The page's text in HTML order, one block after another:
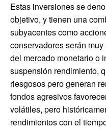
Estas inversiones se
objetivo, y tienen una
subyacentes como
conservadores serán
del mercado monetario o
suspensión rendimiento,
riesgosos pero generan
fondos agresivos
volátiles, pero
rendimientos con el